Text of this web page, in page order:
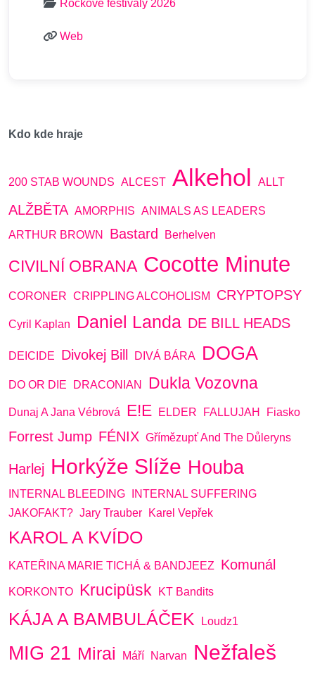
Rockové festivaly 2026
Web
Kdo kde hraje
200 STAB WOUNDS ALCEST Alkehol ALLT
ALŽBĚTA AMORPHIS ANIMALS AS LEADERS
ARTHUR BROWN
Bastard Berhelven
CIVILNÍ OBRANA Cocotte Minute
CORONER CRIPPLING ALCOHOLISM CRYPTOPSY
Cyril Kaplan Daniel Landa DE BILL HEADS
DEICIDE Divokej Bill DIVÁ BÁRA DOGA
DO OR DIE DRACONIAN Dukla Vozovna
Dunaj A Jana Vébrová E!E ELDER FALLUJAH Fiasko
Forrest Jump FÉNIX Gřímězupť And The Důleryns
Harlej Horkýže Slíže Houba
INTERNAL BLEEDING
INTERNAL SUFFERING
JAKOFAKT? Jary Trauber Karel Vepřek
KAROL A KVÍDO
KATEŘINA MARIE TICHÁ & BANDJEEZ Komunál
KORKONTO Krucipüsk KT Bandits
KÁJA A BAMBULÁČEK Loudz1
MIG 21 Mirai Máří Narvan Nežfaleš